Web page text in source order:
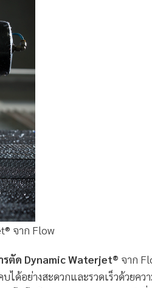
จาก Flow
รตัด Dynamic Waterjet® จาก
ได้อย่างสะดวกและรวดเร็วด้วยคว